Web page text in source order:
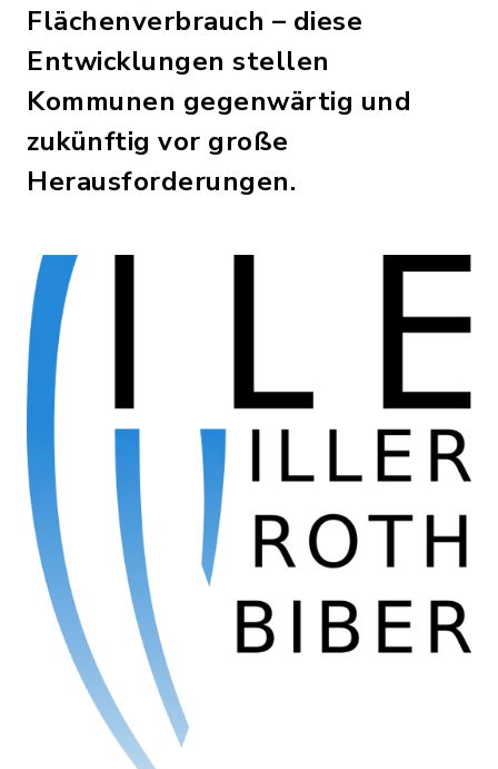
Flächenverbrauch – diese
Entwicklungen stellen
Kommunen gegenwärtig und
zukünftig vor große
Herausforderungen.